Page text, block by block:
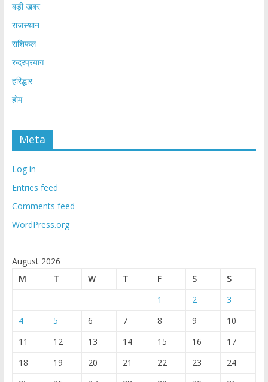
बड़ी खबर
राजस्थान
राशिफल
रुद्रप्रयाग
हरिद्धार
होम
Meta
Log in
Entries feed
Comments feed
WordPress.org
August 2026
M
T W T F S
S
1
2
3
4
5 6 7 8 9
10
11
12 13 14 15 16
17
18
19 20 21 22 23
24